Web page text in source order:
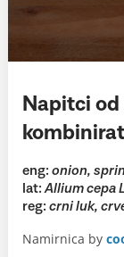
Napitci
eng: onion,
lat: Allium cepa
reg: crni luk,
Namirnica by